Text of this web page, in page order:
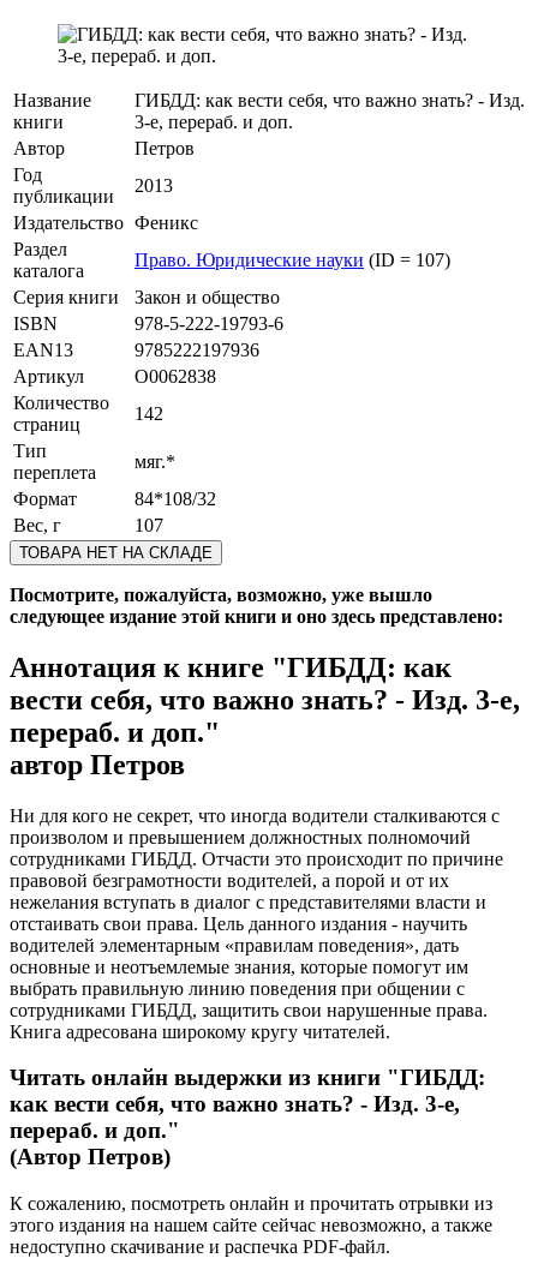
Название
книги
ГИБДД: как вести себя, что важно знать? - Изд.
3-е, перераб. и доп.
Автор
Петров
Год
публикации
2013
Издательство Феникс
Раздел
каталога
Право. Юридические науки (ID = 107)
Серия книги
Закон и общество
ISBN
978-5-222-19793-6
EAN13
9785222197936
Артикул
O0062838
Количество
страниц
142
Тип
переплета
мяг.*
Формат
84*108/32
Вес, г
107
ТОВАРА НЕТ НА СКЛАДЕ
Посмотрите, пожалуйста, возможно, уже вышло
следующее издание этой книги и оно здесь представлено:
Аннотация к книге "ГИБДД: как
вести себя, что важно знать? - Изд. 3-е,
перераб. и доп."
автор Петров
Ни для кого не секрет, что иногда водители сталкиваются с
произволом и превышением должностных полномочий
сотрудниками ГИБДД. Отчасти это происходит по причине
правовой безграмотности водителей, а порой и от их
нежелания вступать в диалог с представителями власти и
отстаивать свои права. Цель данного издания - научить
водителей элементарным «правилам поведения», дать
основные и неотъемлемые знания, которые помогут им
выбрать правильную линию поведения при общении с
сотрудниками ГИБДД, защитить свои нарушенные права.
Книга адресована широкому кругу читателей.
Читать онлайн выдержки из книги "ГИБДД:
как вести себя, что важно знать? - Изд. 3-е,
перераб. и доп."
(Автор Петров)
К сожалению, посмотреть онлайн и прочитать отрывки из
этого издания на нашем сайте сейчас невозможно, а также
недоступно скачивание и распечка PDF-файл.